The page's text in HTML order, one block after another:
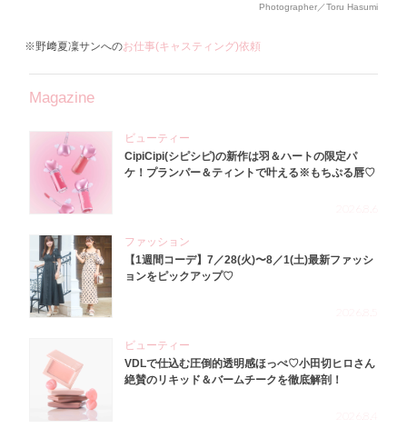
Photographer／Toru Hasumi
※野﨑夏凜サンへのお仕事(キャスティング)依頼
Magazine
ビューティー
CipiCipi(シピシピ)の新作は羽＆ハートの限定パ
ケ！プランパー＆ティントで叶える※もちぷる唇♡
ファッション
【1週間コーデ】7／28(火)〜8／1(土)最新ファッシ
ョンをピックアップ♡
ビューティー
VDLで仕込む圧倒的透明感ほっぺ♡小田切ヒロさん
絶賛のリキッド＆バームチークを徹底解剖！